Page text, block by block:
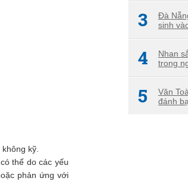
kỹ.
thể do các yếu
phản ứng với
3
Đà
sinh
4
Nhan
trong
5
Văn
đánh